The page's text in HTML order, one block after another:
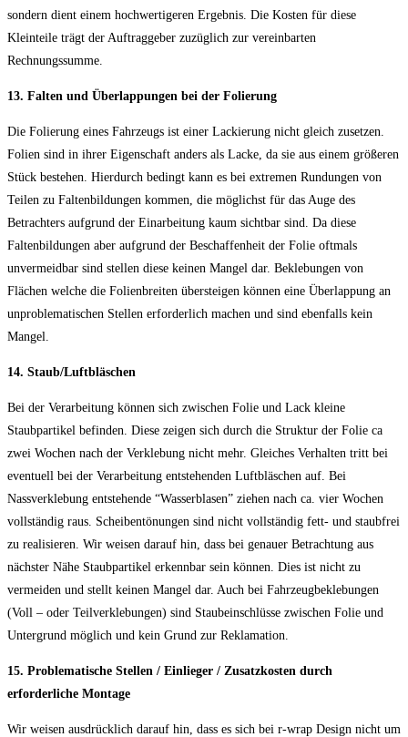
sondern dient einem hochwertigeren Ergebnis. Die Kosten für diese
Kleinteile trägt der Auftraggeber zuzüglich zur vereinbarten
Rechnungssumme.
13. Falten und Überlappungen bei der Folierung
Die Folierung eines Fahrzeugs ist einer Lackierung nicht gleich zusetzen.
Folien sind in ihrer Eigenschaft anders als Lacke, da sie aus einem größeren
Stück bestehen. Hierdurch bedingt kann es bei extremen Rundungen von
Teilen zu Faltenbildungen kommen, die möglichst für das Auge des
Betrachters aufgrund der Einarbeitung kaum sichtbar sind. Da diese
Faltenbildungen aber aufgrund der Beschaffenheit der Folie oftmals
unvermeidbar sind stellen diese keinen Mangel dar. Beklebungen von
Flächen welche die Folienbreiten übersteigen können eine Überlappung an
unproblematischen Stellen erforderlich machen und sind ebenfalls kein
Mangel.
14. Staub/Luftbläschen
Bei der Verarbeitung können sich zwischen Folie und Lack kleine
Staubpartikel befinden. Diese zeigen sich durch die Struktur der Folie ca
zwei Wochen nach der Verklebung nicht mehr. Gleiches Verhalten tritt bei
eventuell bei der Verarbeitung entstehenden Luftbläschen auf. Bei
Nassverklebung entstehende “Wasserblasen” ziehen nach ca. vier Wochen
vollständig raus. Scheibentönungen sind nicht vollständig fett- und staubfrei
zu realisieren. Wir weisen darauf hin, dass bei genauer Betrachtung aus
nächster Nähe Staubpartikel erkennbar sein können. Dies ist nicht zu
vermeiden und stellt keinen Mangel dar. Auch bei Fahrzeugbeklebungen
(Voll – oder Teilverklebungen) sind Staubeinschlüsse zwischen Folie und
Untergrund möglich und kein Grund zur Reklamation.
15. Problematische Stellen / Einlieger / Zusatzkosten durch
erforderliche Montage
Wir weisen ausdrücklich darauf hin, dass es sich bei r-wrap Design nicht um